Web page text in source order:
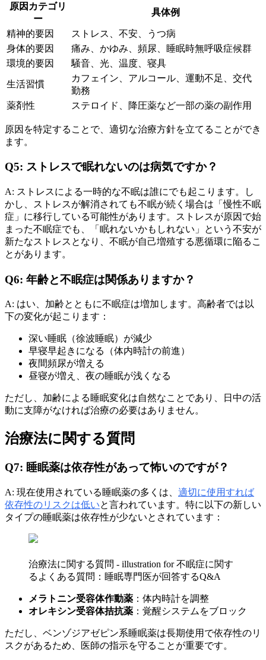
原因カテゴリ
ー
具体例
精神的要因
ストレス、不安、うつ病
身体的要因
痛み、かゆみ、頻尿、睡眠時無呼吸症候群
環境的要因
騒音、光、温度、寝具
生活習慣
カフェイン、アルコール、運動不足、交代
勤務
薬剤性
ステロイド、降圧薬など一部の薬の副作用
原因を特定することで、適切な治療方針を立てることができ
ます。
Q5: ストレスで眠れないのは病気ですか？
A: ストレスによる一時的な不眠は誰にでも起こります。し
かし、ストレスが解消されても不眠が続く場合は「慢性不眠
症」に移行している可能性があります。ストレスが原因で始
まった不眠症でも、「眠れないかもしれない」という不安が
新たなストレスとなり、不眠が自己増殖する悪循環に陥るこ
とがあります。
Q6: 年齢と不眠症は関係ありますか？
A: はい、加齢とともに不眠症は増加します。高齢者では以
下の変化が起こります：
深い睡眠（徐波睡眠）が減少
早寝早起きになる（体内時計の前進）
夜間頻尿が増える
昼寝が増え、夜の睡眠が浅くなる
ただし、加齢による睡眠変化は自然なことであり、日中の活
動に支障がなければ治療の必要はありません。
治療法に関する質問
Q7: 睡眠薬は依存性があって怖いのですが？
A: 現在使用されている睡眠薬の多くは、 適切に使用すれば
依存性のリスクは低いと言われています。特に以下の新しい
タイプの睡眠薬は依存性が少ないとされています：
治療法に関する質問 - illustration for 不眠症に関す
るよくある質問：睡眠専門医が回答するQ&A
メラトニン受容体作動薬 ：体内時計を調整
オレキシン受容体拮抗薬 ：覚醒システムをブロック
ただし、ベンゾジアゼピン系睡眠薬は長期使用で依存性のリ
スクがあるため、医師の指示を守ることが重要です。